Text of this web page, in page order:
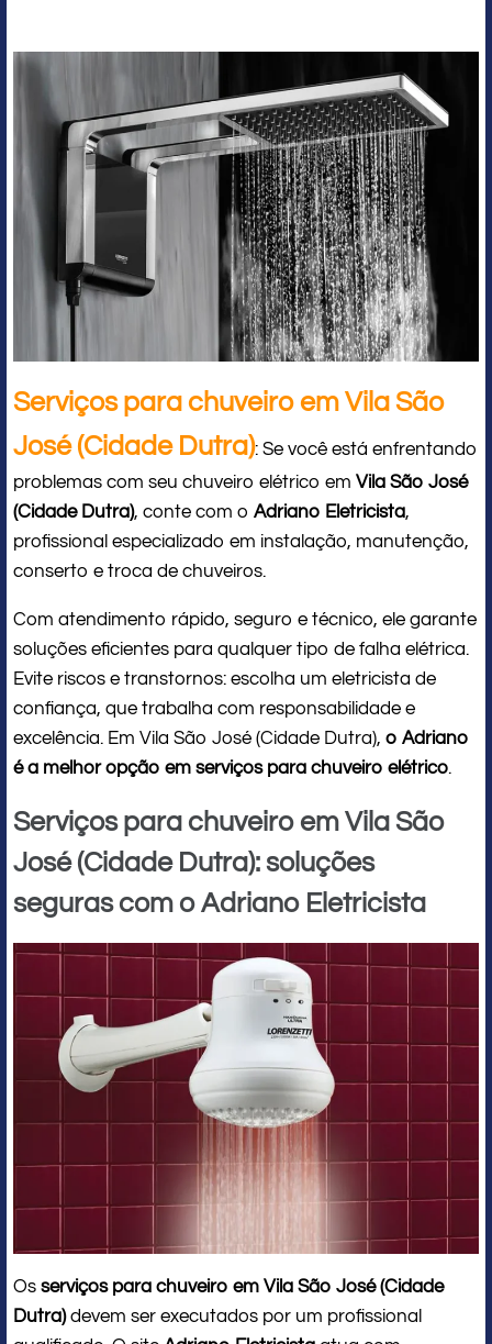
Serviços para chuveiro em Vila São
José (Cidade Dutra): Se você está enfrentando
problemas com seu chuveiro elétrico em Vila São José
(Cidade Dutra), conte com o Adriano Eletricista,
profissional especializado em instalação, manutenção,
conserto e troca de chuveiros.
Com atendimento rápido, seguro e técnico, ele garante
soluções eficientes para qualquer tipo de falha elétrica.
Evite riscos e transtornos: escolha um eletricista de
confiança, que trabalha com responsabilidade e
excelência. Em Vila São José (Cidade Dutra), o Adriano
é a melhor opção em serviços para chuveiro elétrico.
Serviços para chuveiro em Vila São
José (Cidade Dutra): soluções
seguras com o Adriano Eletricista
Os serviços para chuveiro em Vila São José (Cidade
Dutra)devem ser executados por um profissional